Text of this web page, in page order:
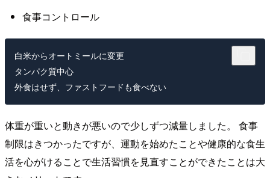
食事コントロール
白米からオートミールに変更
タンパク質中心
体重が重いと動きが悪いので少しずつ減量しました。 食事
制限はきつかったですが、運動を始めたことや健康的な食生
活を心がけることで生活習慣を見直すことができたことは大